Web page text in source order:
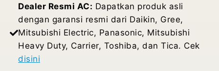
Dealer Resmi AC: Dapatkan produk asli
dengan garansi resmi dari Daikin, Gree,
Mitsubishi Electric, Panasonic, Mitsubishi
Heavy Duty, Carrier, Toshiba, dan Tica. Cek
disini